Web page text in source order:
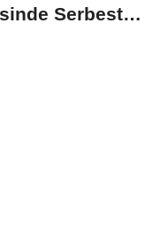
Serbest